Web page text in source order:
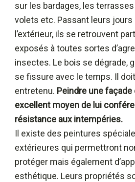
sur les bardages, les
volets etc. Passant leurs jours
l’extérieur, ils se retrouvent
exposés à toutes sortes
insectes. Le bois se dégrade,
se fissure avec le temps. Il
entretenu. Peindre une
excellent moyen de lui
résistance aux intempéries.
Il existe des peintures
extérieures qui permettront
protéger mais également
esthétique. Leurs propriétés